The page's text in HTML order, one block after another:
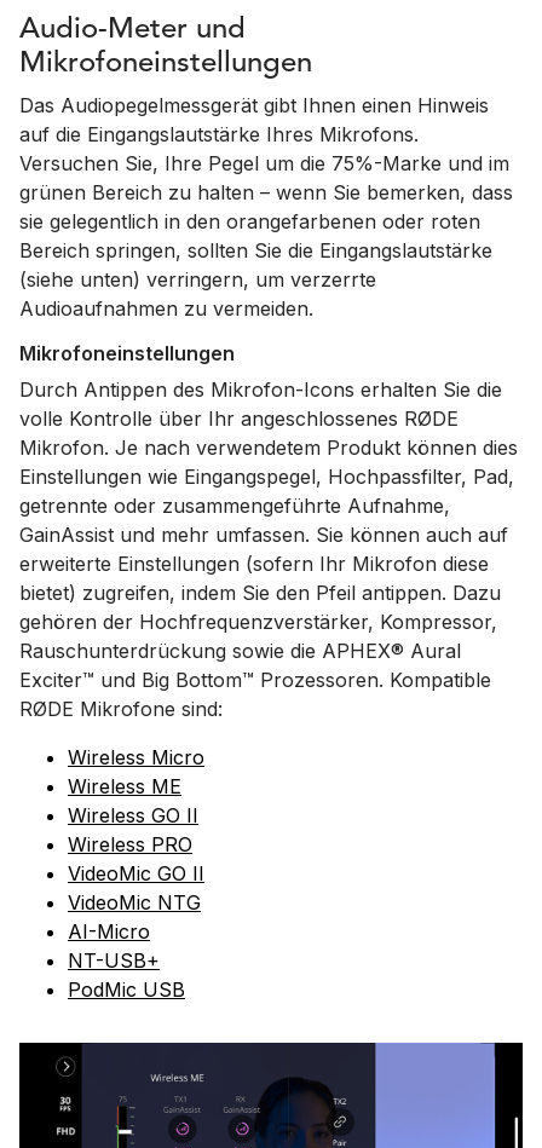
Audio-Meter und
Mikrofoneinstellungen
Das Audiopegelmessgerät gibt Ihnen einen Hinweis
auf die Eingangslautstärke Ihres Mikrofons.
Versuchen Sie, Ihre Pegel um die 75%-Marke und im
grünen Bereich zu halten – wenn Sie bemerken, dass
sie gelegentlich in den orangefarbenen oder roten
Bereich springen, sollten Sie die Eingangslautstärke
(siehe unten) verringern, um verzerrte
Audioaufnahmen zu vermeiden.
Mikrofoneinstellungen
Durch Antippen des Mikrofon-Icons erhalten Sie die
volle Kontrolle über Ihr angeschlossenes RØDE
Mikrofon. Je nach verwendetem Produkt können dies
Einstellungen wie Eingangspegel, Hochpassfilter, Pad,
getrennte oder zusammengeführte Aufnahme,
GainAssist und mehr umfassen. Sie können auch auf
erweiterte Einstellungen (sofern Ihr Mikrofon diese
bietet) zugreifen, indem Sie den Pfeil antippen. Dazu
gehören der Hochfrequenzverstärker, Kompressor,
Rauschunterdrückung sowie die APHEX®️ Aural
Exciter™️ und Big Bottom™️ Prozessoren. Kompatible
RØDE Mikrofone sind:
Wireless Micro
Wireless ME
Wireless GO II
Wireless PRO
VideoMic GO II
VideoMic NTG
AI-Micro
NT-USB+
PodMic USB